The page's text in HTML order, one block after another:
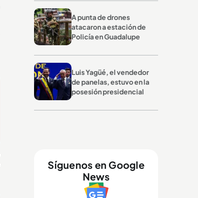
A punta de drones
atacaron a estación de
Policía en Guadalupe
Luis Yagüé, el vendedor
de panelas, estuvo en la
posesión presidencial
Síguenos en Google
News